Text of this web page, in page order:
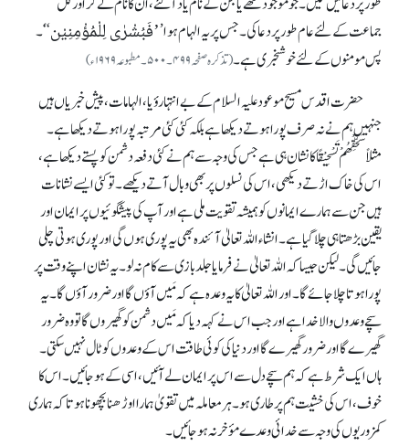
جماعت کے لئے عام طورپر دعاکی۔ جس پر یہ ا لہام ہوا’’فَبُشْرٰی لِلْمُؤْمِنِیْن‘‘َ۔
پس مومنوں کے لئے خوشخبری ہے۔(تذکرہ صفحہ ۴۹۹۔۵۰۰۔مطبوعہ ۱۹۶۹ ء)
حضرت اقدس مسیح موعود علیہ السلام کے بے انتہا رؤیا، الہامات، پیش خبریاں ہیں
جنہیں ہم نے نہ صرف پورا ہوتے دیکھاہے بلکہ کئی کئی مرتبہ پورا ہوتے دیکھاہے۔
مثلاًسَحِّقْھُمْ تَسْحِیْقًاکا نشان ہی ہے جس کی وجہ سے ہم نے کئی دفعہ دشمن کو پستے دیکھاہے،
اس کی خاک اڑتے دیکھی،اس کی نسلوں پر بھی وبال آتے دیکھے۔ تو کئی ایسے نشانات
ہیں جن سے ہمارے ایمانوں کو ہمیشہ تقویت ملی ہے اور آپ کی پیشگوئیوں پر ایمان اور
یقین بڑھتا ہی چلا گیاہے۔ انشاء اللہ تعالیٰ آئندہ بھی یہ پوری ہوں گی اور پوری ہوتی چلی
جائیں گی۔ لیکن جیسا کہ اللہ تعالیٰ نے فرمایاجلد بازی سے کام نہ لو۔یہ نشان اپنے وقت پر
پورا ہوتا چلاجائے گا۔ اور اللہ تعالیٰ کا یہ وعدہ ہے کہ مَیں آؤں گااور ضرور آؤں گا۔یہ
سچے وعدوں والا خدا ہے اور جب اس نے کہہ دیا کہ مَیں دشمن کو گھیروں گا تو وہ ضرور
گھیرے گا اور ضرور گھیرے گا اور دنیا کی کوئی طاقت اس کے وعدوں کو ٹال نہیں سکتی۔
ہاں ایک شرط ہے کہ ہم سچے دل سے اس پر ایمان لے آئیں ،اسی کے ہو جائیں ۔ اس کا
خوف، اس کی خشیت ہم پر طاری ہو۔ ہر معاملہ میں تقویٰ ہمارا اوڑھنا بچھوناہوتا کہ ہماری
کمزوریوں کی وجہ سے خدائی وعدے مؤخر نہ ہوجائیں ۔